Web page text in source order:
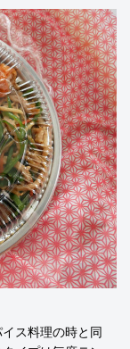
ス料理の時と同